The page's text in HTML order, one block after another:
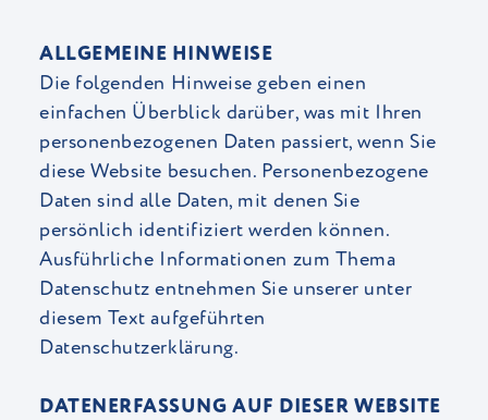
ALLGEMEINE HINWEISE
Die folgenden Hinweise geben einen
einfachen Überblick darüber, was mit Ihren
personenbezogenen Daten passiert, wenn Sie
diese Website besuchen. Personenbezogene
Daten sind alle Daten, mit denen Sie
persönlich identifiziert werden können.
Ausführliche Informationen zum Thema
Datenschutz entnehmen Sie unserer unter
diesem Text aufgeführten
Datenschutzerklärung.
DATENERFASSUNG AUF DIESER WEBSITE